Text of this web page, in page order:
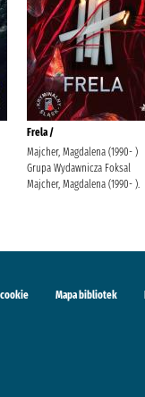
Frela /
Majcher, Magdalena (1990- )
Grupa Wydawnicza Foksal
Majcher, Magdalena (1990- ).
Mapa bibliotek